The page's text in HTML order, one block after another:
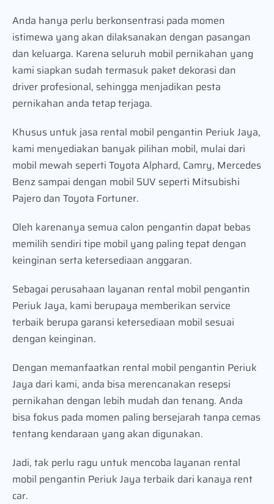
Anda hanya perlu berkonsentrasi pada momen
istimewa yang akan dilaksanakan dengan pasangan
dan keluarga. Karena seluruh mobil pernikahan yang
kami siapkan sudah termasuk paket dekorasi dan
driver profesional, sehingga menjadikan pesta
pernikahan anda tetap terjaga.
Khusus untuk jasa rental mobil pengantin Periuk Jaya,
kami menyediakan banyak pilihan mobil, mulai dari
mobil mewah seperti Toyota Alphard, Camry, Mercedes
Benz sampai dengan mobil SUV seperti Mitsubishi
Pajero dan Toyota Fortuner.
Oleh karenanya semua calon pengantin dapat bebas
memilih sendiri tipe mobil yang paling tepat dengan
keinginan serta ketersediaan anggaran.
Sebagai perusahaan layanan rental mobil pengantin
Periuk Jaya, kami berupaya memberikan service
terbaik berupa garansi ketersediaan mobil sesuai
dengan keinginan.
Dengan memanfaatkan rental mobil pengantin Periuk
Jaya dari kami, anda bisa merencanakan resepsi
pernikahan dengan lebih mudah dan tenang. Anda
bisa fokus pada momen paling bersejarah tanpa cemas
tentang kendaraan yang akan digunakan.
Jadi, tak perlu ragu untuk mencoba layanan rental
mobil pengantin Periuk Jaya terbaik dari kanaya rent
car.